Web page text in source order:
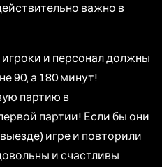
важно в
и персонал должны
90, а 180 минут!
партию в
партии! Если бы они
игре и повторили
и счастливы